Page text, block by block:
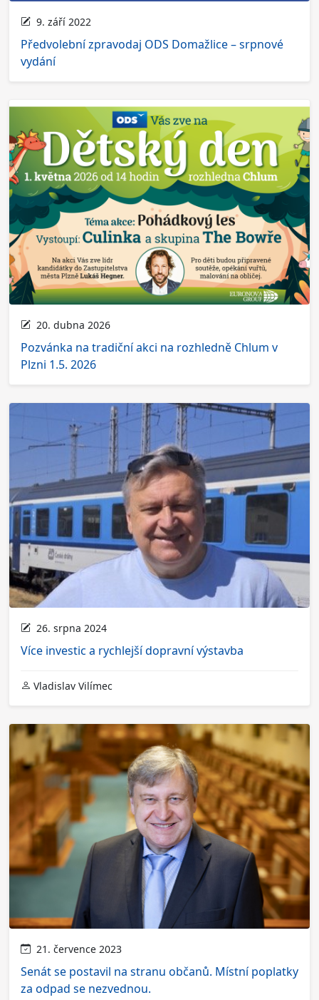
9. září 2022
Předvolební zpravodaj ODS Domažlice – srpnové
vydání
20. dubna 2026
Pozvánka na tradiční akci na rozhledně Chlum v
Plzni 1.5. 2026
26. srpna 2024
Více investic a rychlejší dopravní výstavba
Vladislav Vilímec
21. července 2023
Senát se postavil na stranu občanů. Místní poplatky
za odpad se nezvednou.